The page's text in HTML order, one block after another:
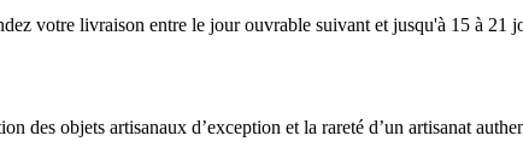
votre livraison entre le jour ouvrable suivant et jusqu'à 15 à 21
des objets artisanaux d’exception et la rareté d’un artisanat